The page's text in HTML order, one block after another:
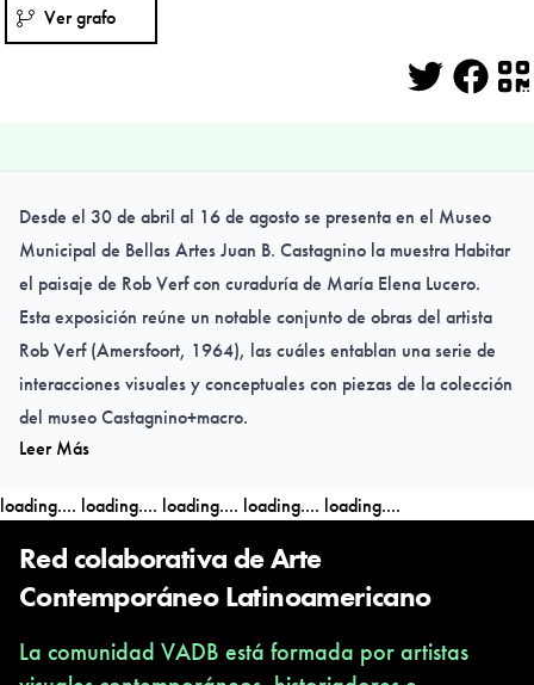
Ver grafo
Desde el 30 de abril al 16 de agosto se presenta en el Museo
Municipal de Bellas Artes Juan B. Castagnino la muestra Habitar
el paisaje de Rob Verf con curaduría de María Elena Lucero.
Esta exposición reúne un notable conjunto de obras del artista
Rob Verf (Amersfoort, 1964), las cuáles entablan una serie de
interacciones visuales y conceptuales con piezas de la colección
del museo Castagnino+macro.
en los desarrollos de la historia del arte. Por la profusión de los
sistemas representativos con que ha sido abordado, el paisaje
continúa generando posibilidades creativas en la espacialidad
de la cultura contemporánea.
Leer Más
loading.... loading.... loading.... loading.... loading....
Red colaborativa de Arte
Contemporáneo Latinoamericano
La comunidad VADB está formada por artistas